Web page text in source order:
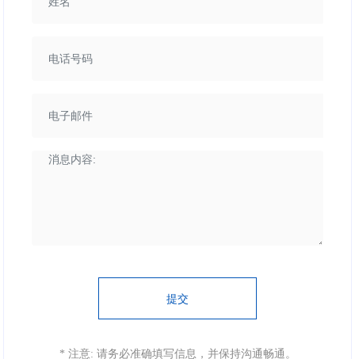
提交
* 注意: 请务必准确填写信息，并保持沟通畅通。